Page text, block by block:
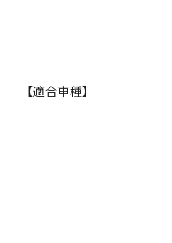
【適合車種】